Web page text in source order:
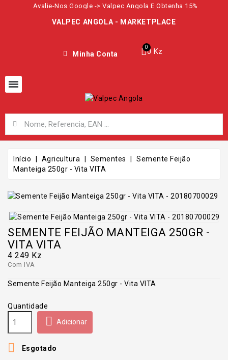
Avalie-Nos Google -> Valpec Angola E Obtenha 15%
VALPEC ANGOLA - MARKETPLACE
Minha Conta 0 Kz
Início Agricultura Sementes
Semente Feijão
Manteiga 250gr - Vita VITA
SEMENTE FEIJÃO MANTEIGA 250GR -
VITA VITA
4 249 Kz
Com IVA
Semente Feijão Manteiga 250gr - Vita VITA
Quantidade
 Adicionar
 Esgotado